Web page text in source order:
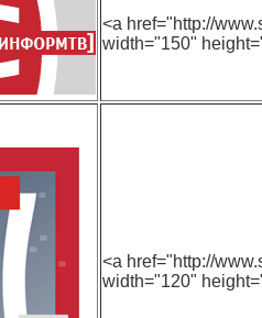
<a href="http://
width="150"
<a href="http://
width="120"